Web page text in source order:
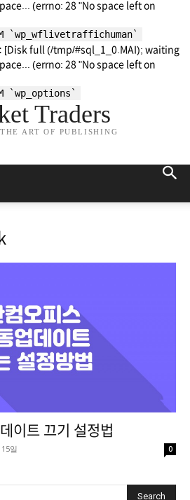
(errno: 28 "No space left on
`wp_wflivetraffichuman`
[Disk full (/tmp/#sql_1_0.MAI); waiting
(errno: 28 "No space left on
`wp_options`
Traders
ART OF PUBLISHING
이트 끄기 설정법
일 0